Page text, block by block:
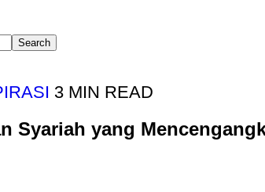
Search
3 MIN READ
Syariah yang